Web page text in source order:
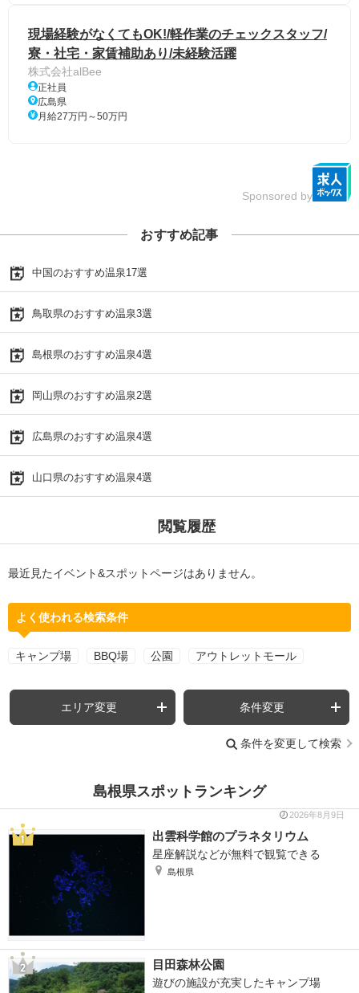
現場経験がなくてもOK!/軽作業のチェックスタッフ/
寮・社宅・家賃補助あり/未経験活躍
株式会社alBee
正社員
広島県
月給27万円～50万円
Sponsored by
おすすめ記事
中国のおすすめ温泉17選
鳥取県のおすすめ温泉3選
島根県のおすすめ温泉4選
岡山県のおすすめ温泉2選
広島県のおすすめ温泉4選
山口県のおすすめ温泉4選
閲覧履歴
最近見たイベント&スポットページはありません。
よく使われる検索条件
キャンプ場 BBQ場 公園 アウトレットモール
エリア変更 条件変更
条件を変更して検索
島根県スポットランキング
2026年8月9日
出雲科学館のプラネタリウム
星座解説などが無料で観覧できる
島根県
目田森林公園
遊びの施設が充実したキャンプ場